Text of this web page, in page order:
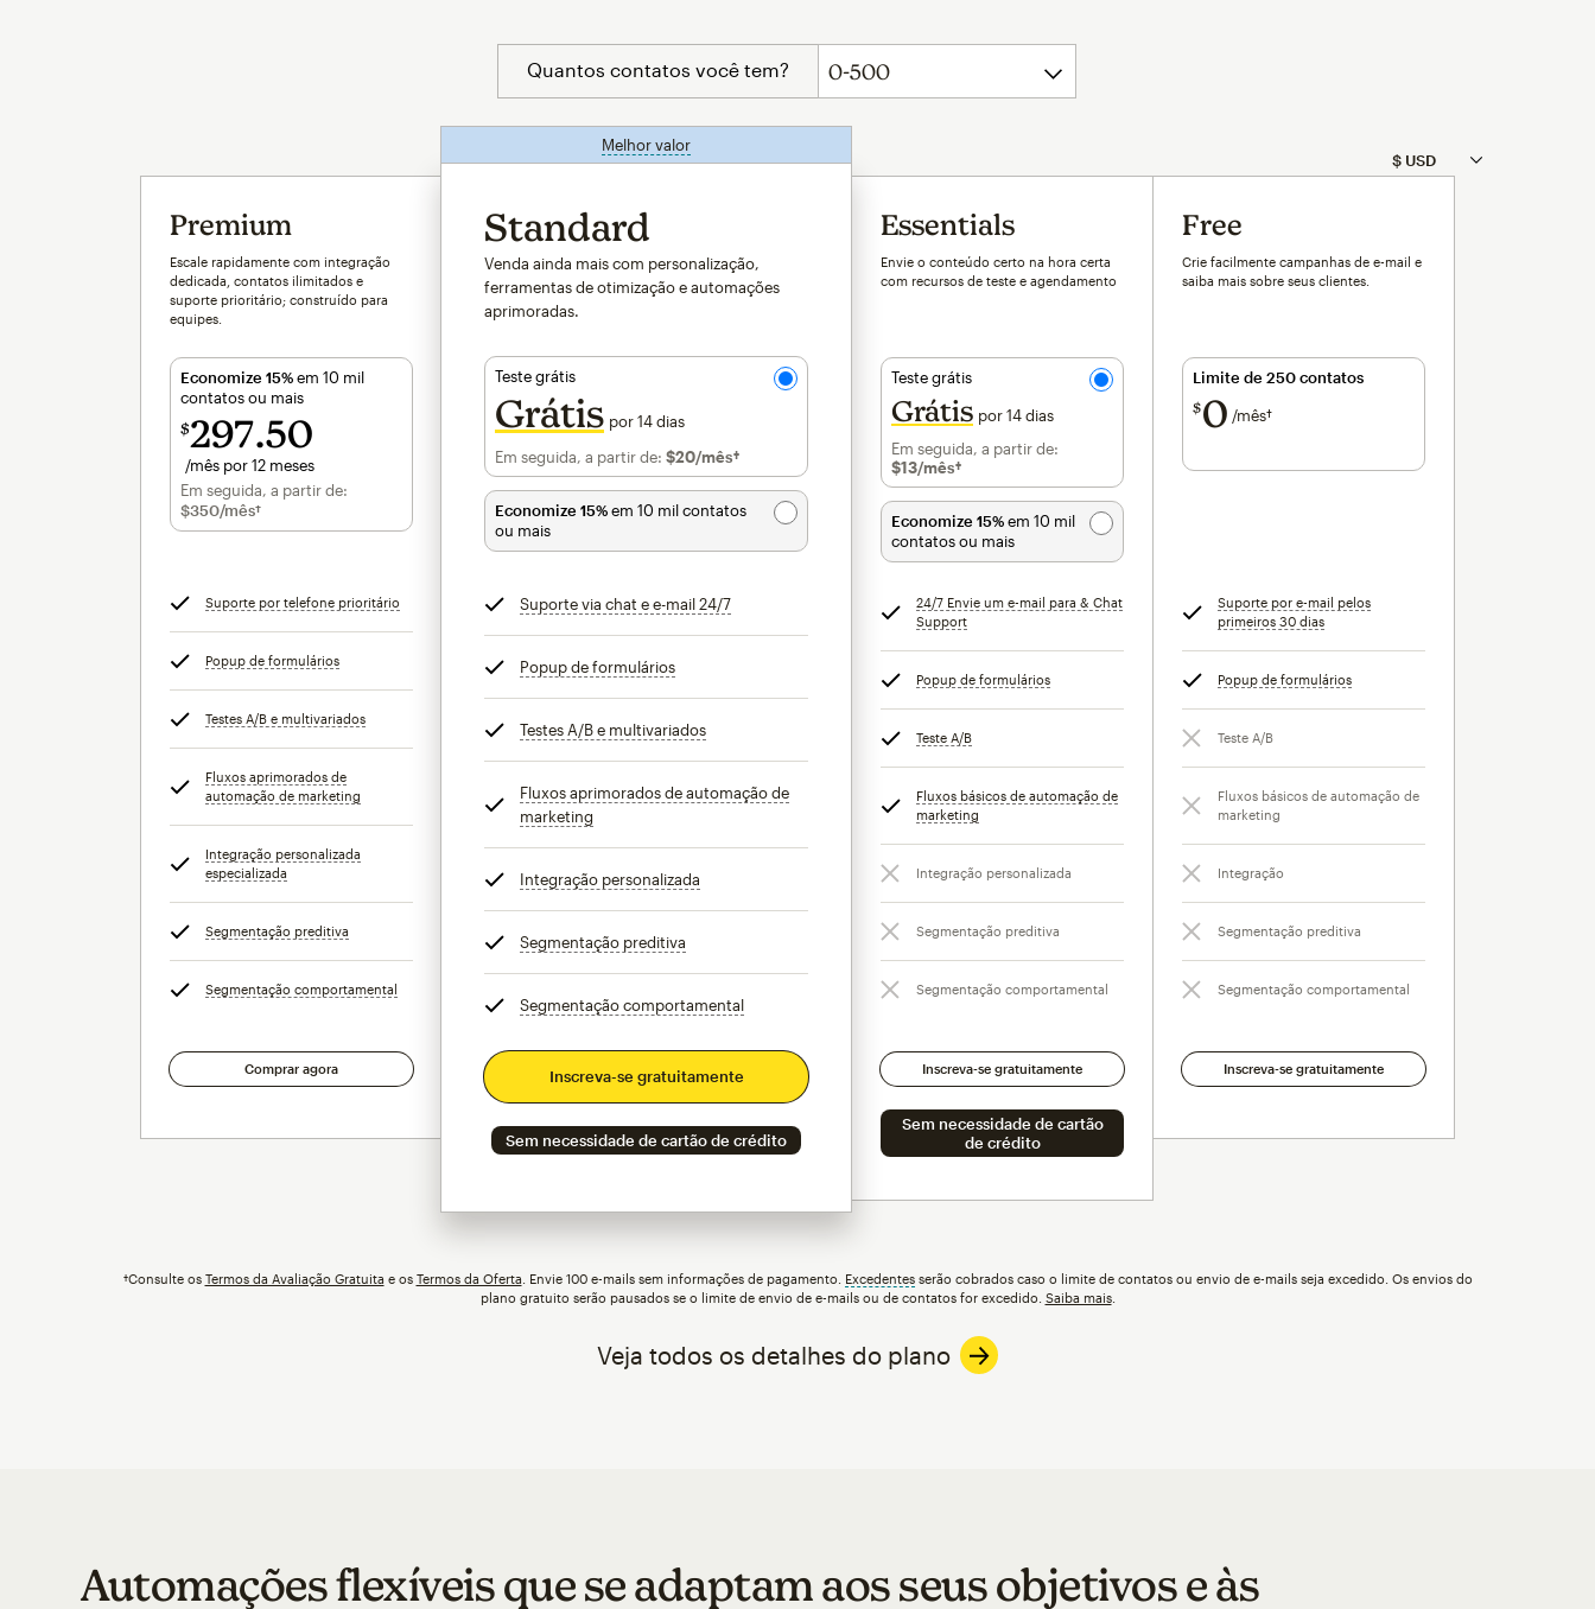
Quantos contatos você tem?
Premium
Escale rapidamente com integração
dedicada, contatos ilimitados e
suporte prioritário; construído para
equipes.
Economize 15%em 10 mil
contatos ou mais
$297 50
/mês por 12 meses
$297.50por mês por 12 meses
Em seguida, a partir de:
$350/mês†
Suporte por telefone prioritário
Popup de formulários
Testes A/B e multivariados
Fluxos aprimorados de
automação de marketing
Integração personalizada
especializada
Segmentação preditiva
Segmentação comportamental
Comprar agora
Melhor valor
Standard
Venda ainda mais com personalização,
ferramentas de otimização e automações
aprimoradas.
Teste grátis
Grátis por 14 dias
Em seguida, a partir de: $20/mês†
Economize 15%em 10 mil contatos
ou mais
Suporte via chat e e-mail 24/7
Popup de formulários
Testes A/B e multivariados
Fluxos aprimorados de automação de
marketing
Integração personalizada
Segmentação preditiva
Segmentação comportamental
Inscreva-se gratuitamente
Sem necessidade de cartão de crédito
Essentials
Envie o conteúdo certo na hora certa
com recursos de teste e agendamento
Teste grátis
Grátis por 14 dias
Em seguida, a partir de:
$13/mês†
Economize 15%em 10 mil
contatos ou mais
24/7 Envie um e-mail para & Chat
Support
Popup de formulários
Teste A/B
Fluxos básicos de automação de
marketing
Integração personalizada
Segmentação preditiva
Segmentação comportamental
Inscreva-se gratuitamente
Sem necessidade de cartão
de crédito
Free
Crie facilmente campanhas de e-mail e
saiba mais sobre seus clientes.
Limite de 250 contatos
$ 0 /mês†
Suporte por e-mail pelos
primeiros 30 dias
Popup de formulários
Teste A/B
Fluxos básicos de automação de
marketing
Integração
Segmentação preditiva
Segmentação comportamental
Inscreva-se gratuitamente
†Consulte os Termos da Avaliação Gratuita e os Termos da Oferta . Envie 100 e-mails sem informações de pagamento. Excedentesdica
serão cobrados caso o limite de contatos ou envio de e-mails seja excedido. Os envios do
plano gratuito serão pausados se o limite de envio de e-mails ou de contatos for excedido. Saiba mais.
Veja todos os detalhes do plano
Automações flexíveis que se adaptam aos seus objetivos e às